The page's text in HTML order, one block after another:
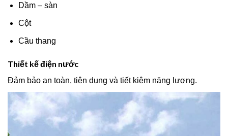
Dầm – sàn
Cột
Cầu thang
Thiết kế điện nước
Đảm bảo an toàn, tiện dụng và tiết kiệm năng lượng.